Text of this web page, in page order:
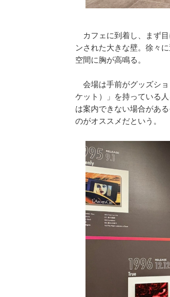
カフェに到着し、まず目
ンされた大きな壁。徐々
空間に胸が高鳴る。
会場は手前がグッズショ
ケット）」を持っている
は案内できない場合があ
のがオススメだという。